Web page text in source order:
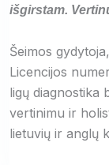
išgirstam.
Šeimos
Licencijos
ligų diagnostika
vertinimu ir
lietuvių ir anglų